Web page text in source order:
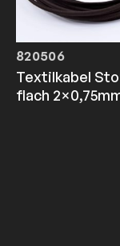
820506
Textilkabel
flach